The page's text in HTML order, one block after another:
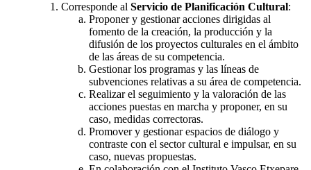
Corresponde al Servicio de Planificación Cultural:
Proponer y gestionar acciones dirigidas al
fomento de la creación, la producción y la
difusión de los proyectos culturales en el ámbito
de las áreas de su competencia.
Gestionar los programas y las líneas de
subvenciones relativas a su área de competencia.
Realizar el seguimiento y la valoración de las
acciones puestas en marcha y proponer, en su
caso, medidas correctoras.
Promover y gestionar espacios de diálogo y
contraste con el sector cultural e impulsar, en su
caso, nuevas propuestas.